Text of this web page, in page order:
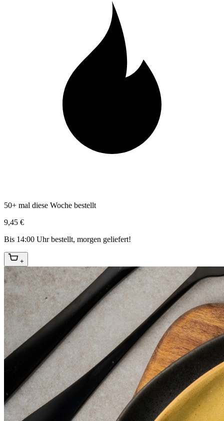
50+ mal diese Woche bestellt
9,45 €
Bis 14:00 Uhr bestellt, morgen geliefert!
+